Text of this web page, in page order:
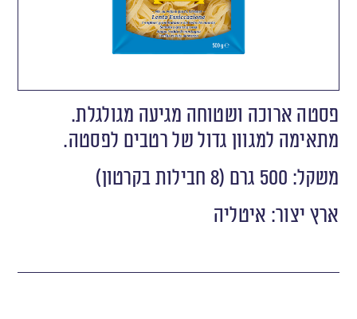
פסטה ארוכה ושטוחה מגיעה מגולגלת.
מתאימה למגוון גדול של רטבים לפסטה.
משקל: 500 גרם (8 חבילות בקרטון)
ארץ יצור: איטליה